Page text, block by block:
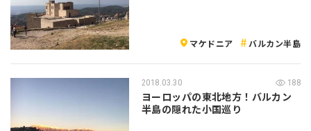
マケドニア バルカン半島
2018.03.30 188
ヨーロッパの東北地方！バルカン
半島の隠れた小国巡り